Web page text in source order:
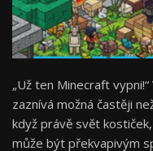
„Už ten Minecraft
zaznívá možná častěji
když právě svět
může být překvapivým